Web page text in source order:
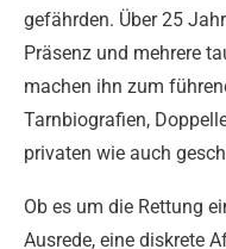
gefährden. Über 25
Präsenz und mehrere
machen ihn zum
Tarnbiografien,
privaten wie auch
Ob es um die Rettung
Ausrede, eine diskrete